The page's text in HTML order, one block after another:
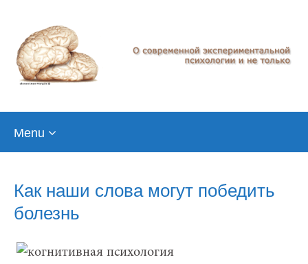
Menu
Как наши слова могут победить
болезнь